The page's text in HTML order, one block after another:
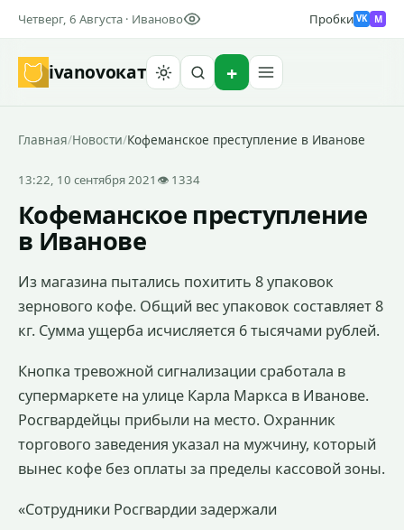
Четверг, 6 Августа · Иваново Пробки VK M
ivanovoкат
Найти
Главная/Новости/Кофеманское преступление в Иванове
13:22, 10 сентября 2021 👁 1334
Кофеманское преступление
в Иванове
Из магазина пытались похитить 8 упаковок
зернового кофе. Общий вес упаковок составляет 8
кг. Сумма ущерба исчисляется 6 тысячами рублей.
Кнопка тревожной сигнализации сработала в
супермаркете на улице Карла Маркса в Иванове.
Росгвардейцы прибыли на место. Охранник
торгового заведения указал на мужчину, который
вынес кофе без оплаты за пределы кассовой зоны.
«Сотрудники Росгвардии задержали